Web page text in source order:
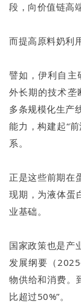
段，向价值链高
而提高原料奶利
譬如，伊利自主
外长期的技术垄
多条规模化生产
能力，构建起“
系。
正是这些前期在
现期，为液体蛋
业基础。
国家政策也是产
发展纲要（
物供给和消费。
比超过50%”。